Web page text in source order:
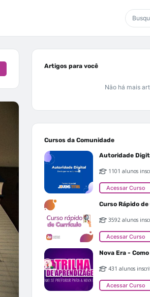
Artigos para você
Não há mais
Cursos da Comunidade
1101 alunos
Acessar Curso
Curso Rápido
3592 alunos
Acessar Curso
431 alunos
Acessar Curso